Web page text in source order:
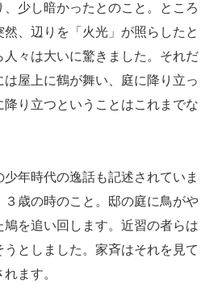
、少し暗かったとのこと。ところ
、辺りを「火光」が照らしたと
々は大いに驚きました。それだ
屋上に鶴が舞い、庭に降り立っ
り立つということはこれまでな
年時代の逸話も記述されていま
歳の時のこと。邸の庭に鳥がや
鳩を追い回します。近習の者らは
としました。家斉はそれを見て
ます。